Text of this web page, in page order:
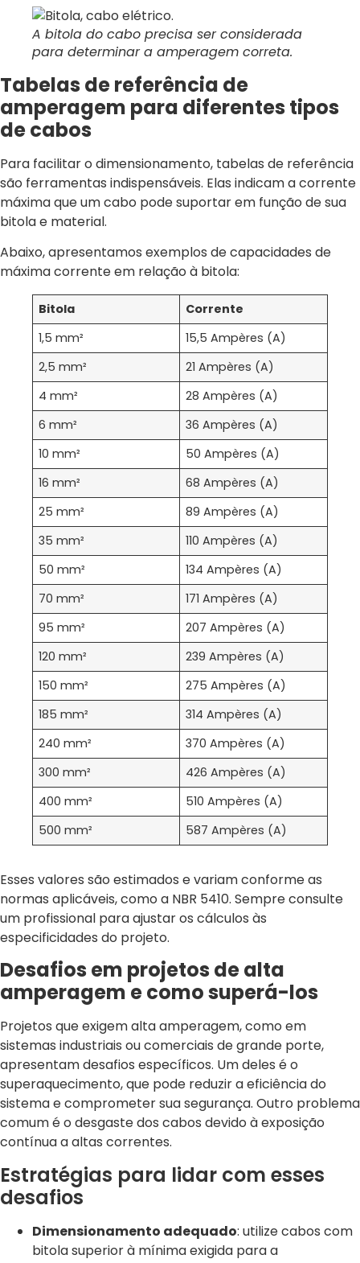
A bitola do cabo precisa ser considerada
para determinar a amperagem correta.
Tabelas de referência de
amperagem para diferentes tipos
de cabos
Para facilitar o dimensionamento, tabelas de referência
são ferramentas indispensáveis. Elas indicam a corrente
máxima que um cabo pode suportar em função de sua
bitola e material.
Abaixo, apresentamos exemplos de capacidades de
máxima corrente em relação à bitola:
Bitola
Corrente
1,5 mm²
15,5 Ampères (A)
2,5 mm²
21 Ampères (A)
4 mm²
28 Ampères (A)
6 mm²
36 Ampères (A)
10 mm²
50 Ampères (A)
16 mm²
68 Ampères (A)
25 mm²
89 Ampères (A)
35 mm²
110 Ampères (A)
50 mm²
134 Ampères (A)
70 mm²
171 Ampères (A)
95 mm²
207 Ampères (A)
120 mm²
239 Ampères (A)
150 mm²
275 Ampères (A)
185 mm²
314 Ampères (A)
240 mm²
370 Ampères (A)
300 mm²
426 Ampères (A)
400 mm²
510 Ampères (A)
500 mm²
587 Ampères (A)
Esses valores são estimados e variam conforme as
normas aplicáveis, como a NBR 5410. Sempre consulte
um profissional para ajustar os cálculos às
especificidades do projeto.
Desafios em projetos de alta
amperagem e como superá-los
Projetos que exigem alta amperagem, como em
sistemas industriais ou comerciais de grande porte,
apresentam desafios específicos. Um deles é o
superaquecimento, que pode reduzir a eficiência do
sistema e comprometer sua segurança. Outro problema
comum é o desgaste dos cabos devido à exposição
contínua a altas correntes.
Estratégias para lidar com esses
desafios
Dimensionamento adequado: utilize cabos com
bitola superior à mínima exigida para a